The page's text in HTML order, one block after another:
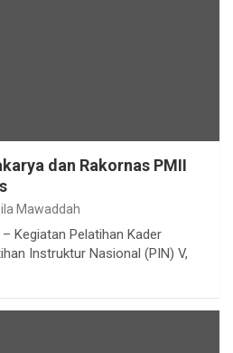
dan Rakornas PMII
Mawaddah
Kegiatan Pelatihan Kader
Instruktur Nasional (PIN) V,